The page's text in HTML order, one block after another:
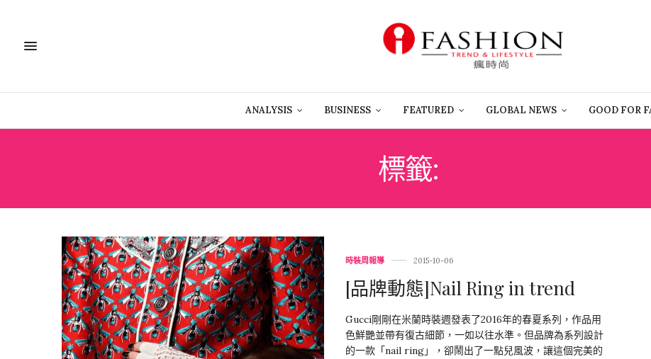
ANALYSIS BUSINESS FEATURED GLOBAL NEWS GOOD FOR
標籤:
時裝周報導 2015-10-06
[品牌動態]Nail Ring in trend
Gucci剛剛在米蘭時裝週發表了2016年的春夏系列，作品用
色鮮艷並帶有復古細節，一如以往水準。但品牌為系列設計
的一款「nail ring」，卻鬧出了一點兒風波，讓這個完美的